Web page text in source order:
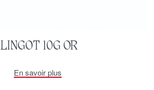
LINGOT 10G OR
En savoir plus